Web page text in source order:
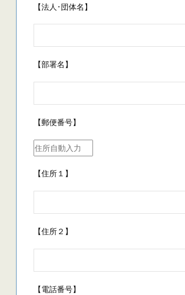
【法人･団体名】
【部署名】
【郵便番号】
【住所１】
【住所２】
【電話番号】